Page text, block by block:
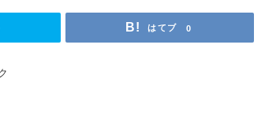
はてブ 0